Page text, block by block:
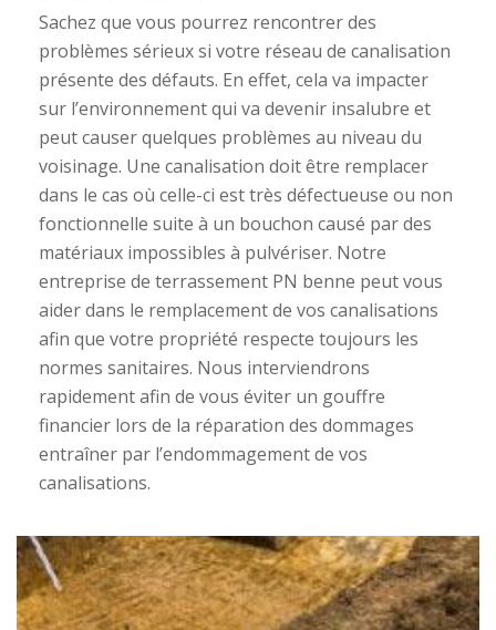
Sachez que vous pourrez rencontrer des
problèmes sérieux si votre réseau de canalisation
présente des défauts. En effet, cela va impacter
sur l’environnement qui va devenir insalubre et
peut causer quelques problèmes au niveau du
voisinage. Une canalisation doit être remplacer
dans le cas où celle-ci est très défectueuse ou non
fonctionnelle suite à un bouchon causé par des
matériaux impossibles à pulvériser. Notre
entreprise de terrassement PN benne peut vous
aider dans le remplacement de vos canalisations
afin que votre propriété respecte toujours les
normes sanitaires. Nous interviendrons
rapidement afin de vous éviter un gouffre
financier lors de la réparation des dommages
entraîner par l’endommagement de vos
canalisations.